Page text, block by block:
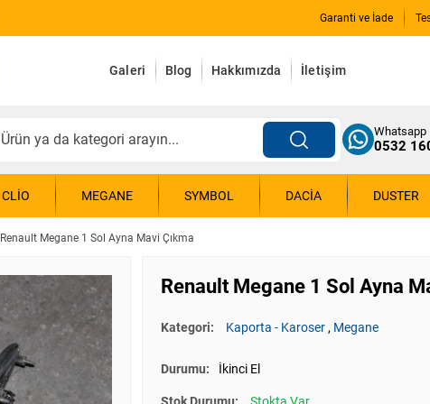
Garanti ve İade
Galeri Blog Hakkımızda İletişim
Whatsapp
0532
CLIO MEGANE SYMBOL DACIA DUSTER
Renault Megane 1 Sol Ayna Mavi Çıkma
Renault Megane 1 Sol Ayna
Kategori: Kaporta - Karoser, Megane
Durumu: İkinci El